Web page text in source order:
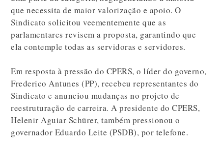
que necessita de maior valorização e apoio. O
Sindicato solicitou veementemente que as
parlamentares revisem a proposta, garantindo que
ela contemple todas as servidoras e servidores.
Em resposta à pressão do CPERS, o líder do governo,
Frederico Antunes (PP), recebeu representantes do
Sindicato e anunciou mudanças no projeto de
reestruturação de carreira. A presidente do CPERS,
Helenir Aguiar Schürer, também pressionou o
governador Eduardo Leite (PSDB), por telefone.